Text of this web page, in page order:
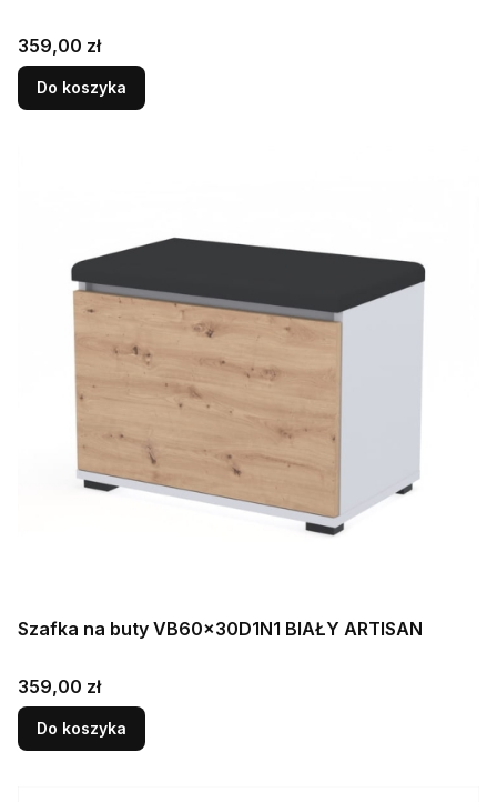
Cena
359,00 zł
Do koszyka
Szafka na buty VB60x30D1N1 BIAŁY ARTISAN
Cena
359,00 zł
Do koszyka